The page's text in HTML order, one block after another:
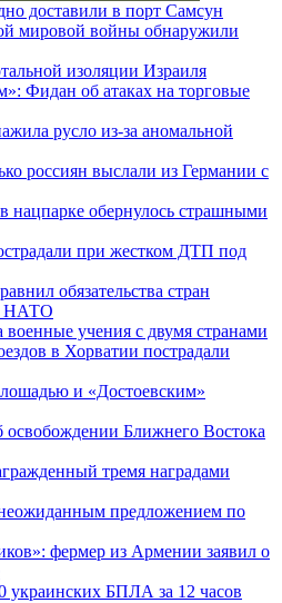
доставили в порт Самсун
мировой войны обнаружили
изоляции Израиля
Фидан об атаках на торговые
русло из-за аномальной
россиян выслали из Германии с
нацпарке обернулось страшными
при жестком ДТП под
обязательства стран
НАТО
военные учения с двумя странами
в Хорватии пострадали
и «Достоевским»
освобождении Ближнего Востока
тремя наградами
предложением по
фермер из Армении заявил о
украинских БПЛА за 12 часов